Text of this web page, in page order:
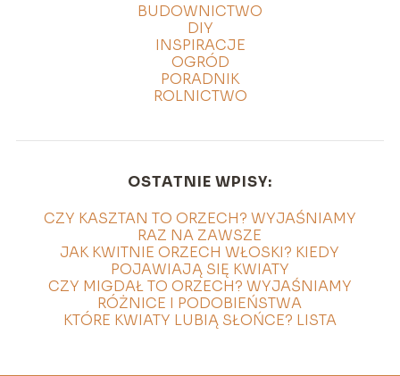
BUDOWNICTWO
DIY
INSPIRACJE
OGRÓD
PORADNIK
ROLNICTWO
OSTATNIE WPISY:
CZY KASZTAN TO ORZECH? WYJAŚNIAMY
RAZ NA ZAWSZE
JAK KWITNIE ORZECH WŁOSKI? KIEDY
POJAWIAJĄ SIĘ KWIATY
CZY MIGDAŁ TO ORZECH? WYJAŚNIAMY
RÓŻNICE I PODOBIEŃSTWA
KTÓRE KWIATY LUBIĄ SŁOŃCE? LISTA